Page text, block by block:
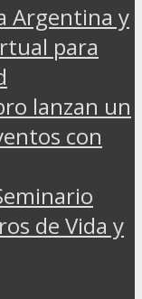
Argentina y
para
lanzan un
con
de Vida y